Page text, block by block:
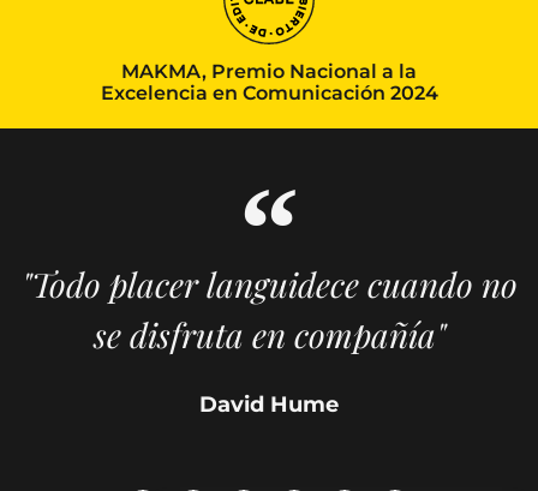
MAKMA, Premio Nacional a la
Excelencia en Comunicación 2024
"Todo placer languidece cuando no
se disfruta en compañía"
David Hume